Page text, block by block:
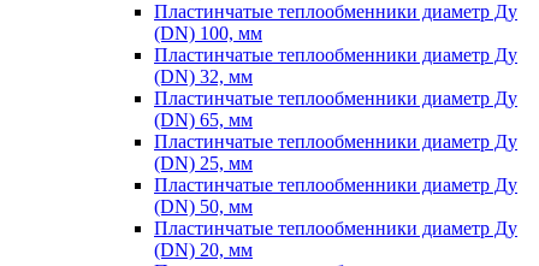
Пластинчатые теплообменники диаметр Ду
(DN) 100, мм
Пластинчатые теплообменники диаметр Ду
(DN) 32, мм
Пластинчатые теплообменники диаметр Ду
(DN) 65, мм
Пластинчатые теплообменники диаметр Ду
(DN) 25, мм
Пластинчатые теплообменники диаметр Ду
(DN) 50, мм
Пластинчатые теплообменники диаметр Ду
(DN) 20, мм